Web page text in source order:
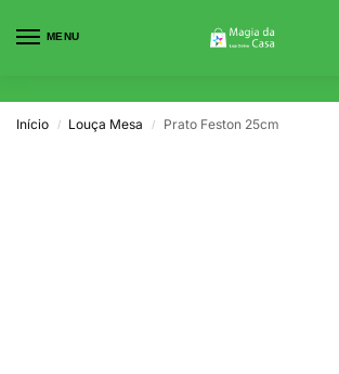
MENU
Início / Louça Mesa / Prato Feston 25cm